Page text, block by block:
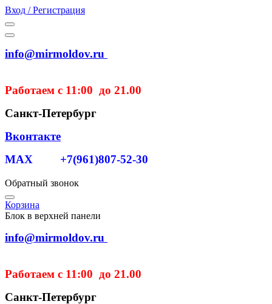
Вход / Регистрация
info@mirmoldov.ru
Работаем с 11:00 до 21.00
Санкт-Петербург
Вконтакте
MAX +7(961)807-52-30
Обратный звонок
Корзина
Блок в верхней панели
info@mirmoldov.ru
Работаем с 11:00 до 21.00
Санкт-Петербург